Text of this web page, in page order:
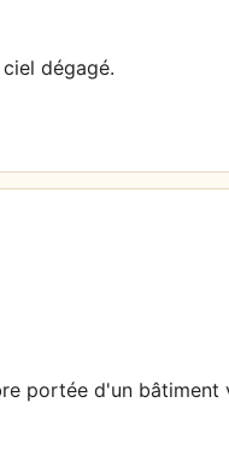
dégagé.
portée d'un bâtiment